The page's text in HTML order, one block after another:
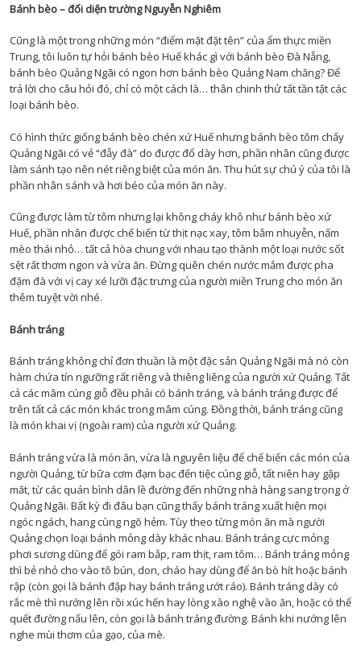
Bánh bèo – đối diện trường Nguyễn Nghiêm
Cũng là một trong những món “điểm mặt đặt tên” của ẩm thực miền
Trung, tôi luôn tự hỏi bánh bèo Huế khác gì với bánh bèo Đà Nẵng,
bánh bèo Quảng Ngãi có ngon hơn bánh bèo Quảng Nam chăng? Để
trả lời cho câu hỏi đó, chỉ có một cách là… thân chinh thử tất tần tật các
loại bánh bèo.
Có hình thức giống bánh bèo chén xứ Huế nhưng bánh bèo tôm chấy
Quảng Ngãi có vẻ “đẫy đà” do được đổ dày hơn, phần nhân cũng được
làm sánh tạo nên nét riêng biệt của món ăn. Thu hút sự chú ý của tôi là
phần nhân sánh và hơi béo của món ăn này.
Cũng được làm từ tôm nhưng lại không cháy khô như bánh bèo xứ
Huế, phần nhân được chế biến từ thịt nạc xay, tôm bằm nhuyễn, nấm
mèo thái nhỏ… tất cả hòa chung với nhau tạo thành một loại nước sốt
sệt rất thơm ngon và vừa ăn. Đừng quên chén nước mắm được pha
đậm đà với vị cay xé lưỡi đặc trưng của người miền Trung cho món ăn
thêm tuyệt vời nhé.
Bánh tráng
Bánh tráng không chỉ đơn thuần là một đặc sản Quảng Ngãi mà nó còn
hàm chứa tín ngưỡng rất riêng và thiêng liêng của người xứ Quảng. Tất
cả các mâm cúng giỗ đều phải có bánh tráng, và bánh tráng được để
trên tất cả các món khác trong mâm cúng. Đồng thời, bánh tráng cũng
là món khai vị (ngoài ram) của người xứ Quảng.
Bánh tráng vừa là món ăn, vừa là nguyên liệu để chế biến các món của
người Quảng, từ bữa cơm đạm bạc đến tiệc cúng giỗ, tất niên hay gặp
măt, từ các quán bình dân lề đường đến những nhà hàng sang trọng ở
Quảng Ngãi. Bất kỳ đi đâu bạn cũng thấy bánh tráng xuất hiện mọi
ngóc ngách, hang cùng ngõ hẻm. Tùy theo từng món ăn mà người
Quảng chọn loại bánh mỏng dày khác nhau. Bánh tráng cực mỏng
phơi sương dùng để gói ram bắp, ram thịt, ram tôm… Bánh tráng mỏng
thì bẻ nhỏ cho vào tô bún, don, cháo hay dùng để ăn bò hít hoặc bánh
rập (còn gọi là bánh đập hay bánh tráng ướt ráo). Bánh tráng dày có
rắc mè thì nướng lên rồi xúc hến hay lòng xào nghệ vào ăn, hoặc có thể
quết đường nấu lên, còn gọi là bánh tráng đường. Bánh khi nướng lên
nghe mùi thơm của gạo, của mè.